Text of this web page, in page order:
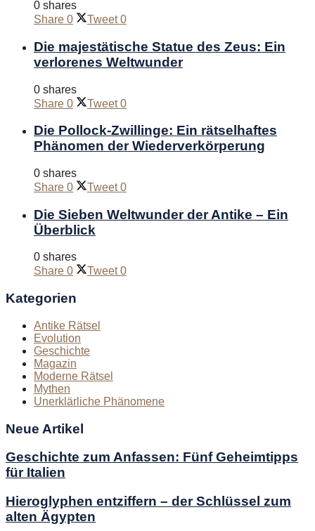
0 shares
Share 0 Tweet 0
Die majestätische Statue des Zeus: Ein
verlorenes Weltwunder
0 shares
Share 0 Tweet 0
Die Pollock-Zwillinge: Ein rätselhaftes
Phänomen der Wiederverkörperung
0 shares
Share 0 Tweet 0
Die Sieben Weltwunder der Antike – Ein
Überblick
0 shares
Share 0 Tweet 0
Kategorien
Antike Rätsel
Evolution
Geschichte
Magazin
Moderne Rätsel
Mythen
Unerklärliche Phänomene
Neue Artikel
Geschichte zum Anfassen: Fünf Geheimtipps
für Italien
Hieroglyphen entziffern – der Schlüssel zum
alten Ägypten